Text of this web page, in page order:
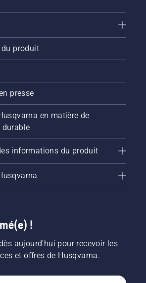
du produit
presse
en matière de
durable
informations du produit
!
aujourd'hui pour recevoir les
et offres de Husqvarna.